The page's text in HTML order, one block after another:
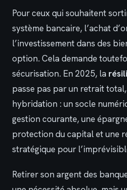
Pour ceux qui souhaitent
système bancaire, l’achat
l’investissement dans des
option. Cela demande
sécurisation. En 2025, la
passe pas par un retrait
hybridation : un socle
gestion courante, une
protection du capital et une
stratégique pour
Retirer son argent des